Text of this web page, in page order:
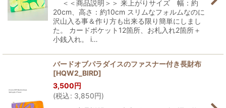
＜＜商品説明＞＞ 来上がりサイズ 幅：約
20cm、高さ：約10cm スリムなフォルムなのに
沢山入る事＆作り方も出来る限り簡単にしまし
た。 カードポケット12箇所、お札入れ2箇所＋
小銭入れ。 i…
バードオブパラダイスのファスナー付き長財布
[HQW2_BIRD]
3,500円
(税込: 3,850円)